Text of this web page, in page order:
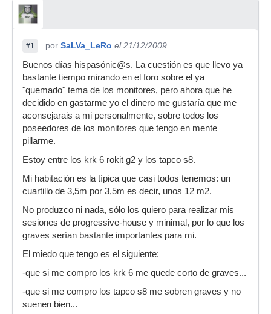
#1 por SaLVa_LeRo el 21/12/2009
Buenos días hispasónic@s. La cuestión es que llevo ya
bastante tiempo mirando en el foro sobre el ya
"quemado" tema de los monitores, pero ahora que he
decidido en gastarme yo el dinero me gustaría que me
aconsejarais a mi personalmente, sobre todos los
poseedores de los monitores que tengo en mente
pillarme.
Estoy entre los krk 6 rokit g2 y los tapco s8.
Mi habitación es la típica que casi todos tenemos: un
cuartillo de 3,5m por 3,5m es decir, unos 12 m2.
No produzco ni nada, sólo los quiero para realizar mis
sesiones de progressive-house y minimal, por lo que los
graves serían bastante importantes para mi.
El miedo que tengo es el siguiente:
-que si me compro los krk 6 me quede corto de graves...
-que si me compro los tapco s8 me sobren graves y no
suenen bien...